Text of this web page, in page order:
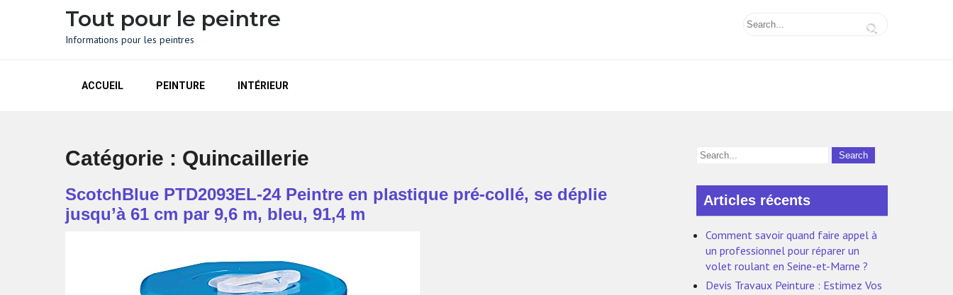
Tout pour le peintre
Informations pour les peintres
ACCUEIL PEINTURE INTÉRIEUR
Catégorie : Quincaillerie
ScotchBlue PTD2093EL-24 Peintre en plastique pré-collé, se déplie
jusqu’à 61 cm par 9,6 m, bleu, 91,4 m
Articles récents
Comment savoir quand faire appel à
un professionnel pour réparer un
volet roulant en Seine-et-Marne ?
Devis Travaux Peinture : Estimez Vos